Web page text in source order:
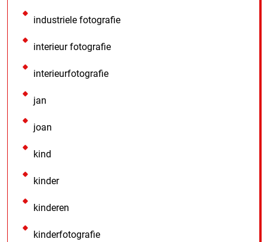
industriele fotografie
interieur fotografie
interieurfotografie
jan
joan
kind
kinder
kinderen
kinderfotografie